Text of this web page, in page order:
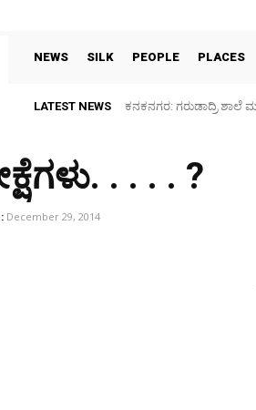
NEWS SILK PEOPLE PLACES
LATEST NEWS ಕನಕನಗರ: ಗರುಡಾದ್ರಿ ಶಾಲೆ
Sidlaghatta Silk
. . . . ?
December 29, 2014